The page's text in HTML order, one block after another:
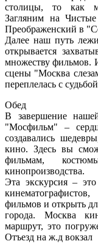
столицы, то как
Загляним на
Преображенский в
Далее наш путь
открывается
множеству фильмов.
сцены "Москва
переплелась с
Обед
В завершение
"Мосфильм" –
создавались
кино. Здесь вы
фильмам,
кинопроизводства.
Эта экскурсия –
фильмов и открыть
города. Москва
маршрут, это
Отъезд на ж.д вокзал